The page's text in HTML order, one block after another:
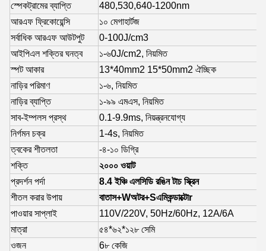
স্পেকট্রামের ব্যাপ্তি
480,530,640-1200nm
আরএফ ফ্রিকোয়েন্সি
১০ মেগাহার্টজ
সর্বাধিক আরএফ আউটপুট
0-100J/cm3
আইপিএল শক্তির ঘনত্ব
১-৬0J/cm2, নিয়মিত
স্পট আকার
13*40mm2 15*50mm2 ঐচ্ছিক
নাড়ির পরিমাণ
১-৬, নিয়মিত
নাড়ির ব্যাপ্তি
১-৯৯ এমএস, নিয়মিত
সাব-ইম্পলস প্রস্থ
0.1-9.9ms, নিয়ন্ত্রনযোগ্য
নির্গমন চক্র
1-4s, নিয়মিত
ত্বকের শীতলতা
-৪-১০ ডিগ্রি
শক্তি
২০০০ ওয়াট
প্রদর্শন পর্দা
8.4 ইঞ্চি এলসিডি রঙিন টাচ স্ক্রিন
শীতল করার উপায়
বাতাস+Wঅটর+Sএমিকন্ডাক্টোr
পাওয়ার সাপ্লাই
110V/220V, 50Hz/60Hz, 12A/6A
মাত্রা
৫৪*৬২*১২৮ সেমি
ওজন
6৮ কেজি